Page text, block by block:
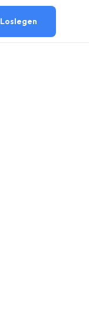
Loslegen